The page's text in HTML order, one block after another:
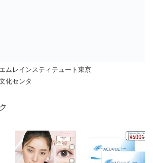
ムレインスティテュート東京
化センタ